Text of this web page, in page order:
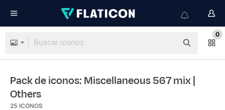
0
Pack de iconos: Miscellaneous 567 mix|
Others
25 ICONOS